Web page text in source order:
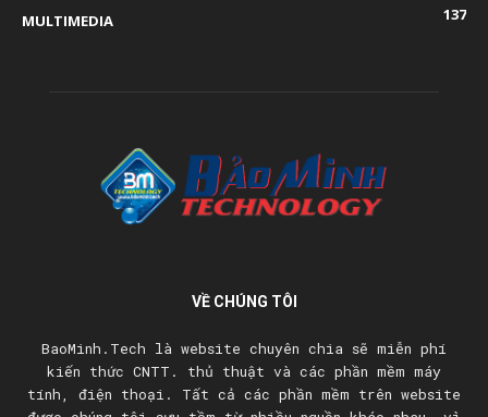
MULTIMEDIA
137
VỀ CHÚNG TÔI
BaoMinh.Tech là website chuyên chia sẽ miễn phí
kiến thức CNTT. thủ thuật và các phần mềm máy
tính, điện thoại. Tất cả các phần mềm trên website